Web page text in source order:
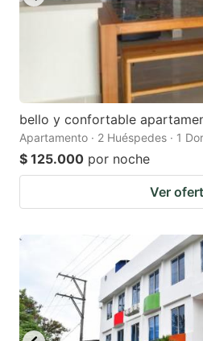
bello y confortable
Apartamento · 2 Huéspedes · 1
$ 125.000 por noche
Ver